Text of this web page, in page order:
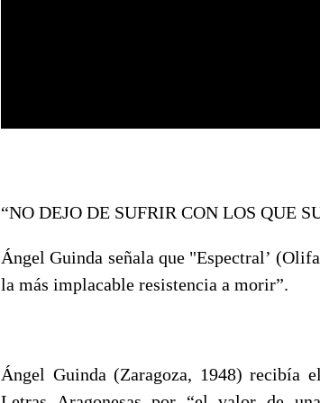
“NO DEJO DE SUFRIR CON LOS QUE
Ángel Guinda señala que "Espectral’
la más implacable resistencia a morir”.
Ángel Guinda (Zaragoza, 1948) recibía